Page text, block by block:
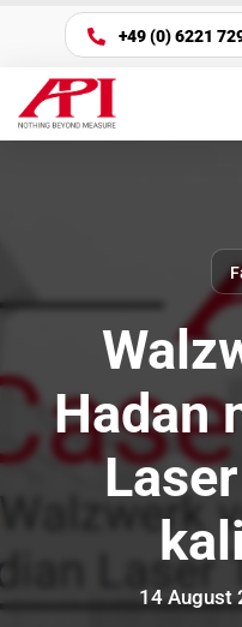
 +49 (0) 6221
Hadan
14 August